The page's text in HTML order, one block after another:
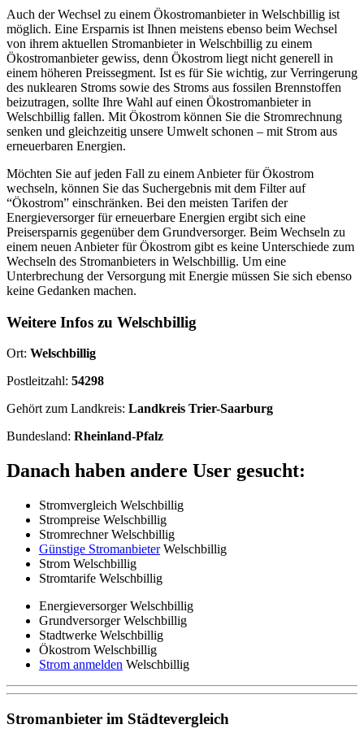
Auch der Wechsel zu einem Ökostromanbieter in Welschbillig ist
möglich. Eine Ersparnis ist Ihnen meistens ebenso beim Wechsel
von ihrem aktuellen Stromanbieter in Welschbillig zu einem
Ökostromanbieter gewiss, denn Ökostrom liegt nicht generell in
einem höheren Preissegment. Ist es für Sie wichtig, zur Verringerung
des nuklearen Stroms sowie des Stroms aus fossilen Brennstoffen
beizutragen, sollte Ihre Wahl auf einen Ökostromanbieter in
Welschbillig fallen. Mit Ökostrom können Sie die Stromrechnung
senken und gleichzeitig unsere Umwelt schonen – mit Strom aus
erneuerbaren Energien.
Möchten Sie auf jeden Fall zu einem Anbieter für Ökostrom
wechseln, können Sie das Suchergebnis mit dem Filter auf
“Ökostrom” einschränken. Bei den meisten Tarifen der
Energieversorger für erneuerbare Energien ergibt sich eine
Preisersparnis gegenüber dem Grundversorger. Beim Wechseln zu
einem neuen Anbieter für Ökostrom gibt es keine Unterschiede zum
Wechseln des Stromanbieters in Welschbillig. Um eine
Unterbrechung der Versorgung mit Energie müssen Sie sich ebenso
keine Gedanken machen.
Weitere Infos zu Welschbillig
Ort: Welschbillig
Postleitzahl: 54298
Gehört zum Landkreis: Landkreis Trier-Saarburg
Bundesland: Rheinland-Pfalz
Danach haben andere User gesucht:
Stromvergleich Welschbillig
Strompreise Welschbillig
Stromrechner Welschbillig
Günstige StromanbieterWelschbillig
Strom Welschbillig
Stromtarife Welschbillig
Energieversorger Welschbillig
Grundversorger Welschbillig
Stadtwerke Welschbillig
Ökostrom Welschbillig
Strom anmelden Welschbillig
Stromanbieter im Städtevergleich